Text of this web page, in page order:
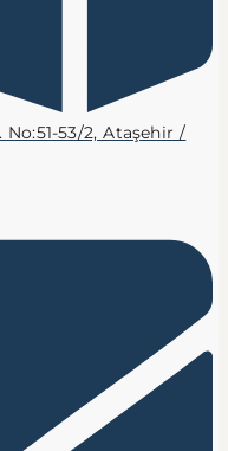
No:51-53/2, Ataşehir /